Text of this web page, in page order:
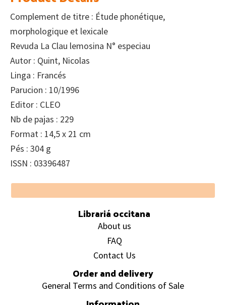
Complement de titre : Étude phonétique,
morphologique et lexicale
Revuda La Clau lemosina N° especiau
Autor : Quint, Nicolas
Linga : Francés
Parucion : 10/1996
Editor : CLEO
Nb de pajas : 229
Format : 14,5 x 21 cm
Pés : 304 g
ISSN : 03396487
Footer
Librariá occitana
About us
FAQ
Contact Us
Order and delivery
General Terms and Conditions of Sale